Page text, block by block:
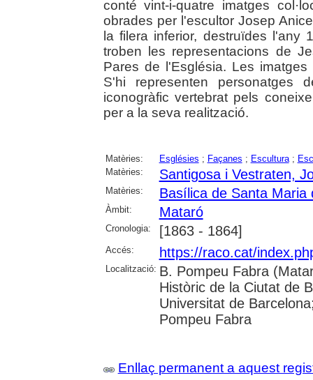
conté vint-i-quatre imatges
obrades per l'escultor Josep
la filera inferior, destruïdes l'any
troben les representacions de
Pares de l'Església. Les
S'hi representen personatges
iconogràfic vertebrat pels
per a la seva realització.
Matèries: Esglésies ; Façanes ; Escultura;
Matèries:
Santigosa i Vestraten,
Matèries: Basílica de Santa Maria
Àmbit: Mataró
Cronologia: [1863 - 1864]
Accés: https://raco.cat/
Localització: B. Pompeu Fabra
Històric de la Ciutat de
Universitat de
Pompeu Fabra
Enllaç permanent a aquest